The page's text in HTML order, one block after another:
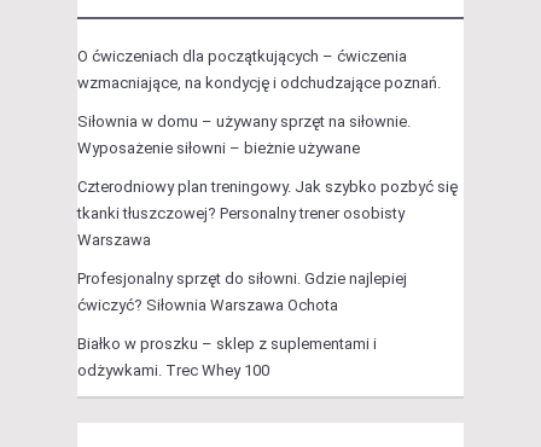
O ćwiczeniach dla początkujących – ćwiczenia
wzmacniające, na kondycję i odchudzające poznań.
Siłownia w domu – używany sprzęt na siłownie.
Wyposażenie siłowni – bieżnie używane
Czterodniowy plan treningowy. Jak szybko pozbyć się
tkanki tłuszczowej? Personalny trener osobisty
Warszawa
Profesjonalny sprzęt do siłowni. Gdzie najlepiej
ćwiczyć? Siłownia Warszawa Ochota
Białko w proszku – sklep z suplementami i
odżywkami. Trec Whey 100